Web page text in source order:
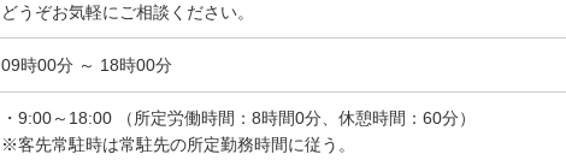
どうぞお気軽にご相談ください。
09時00分 ～ 18時00分
・9:00～18:00 （所定労働時間：8時間0分、休憩時間：60分）
※客先常駐時は常駐先の所定勤務時間に従う。